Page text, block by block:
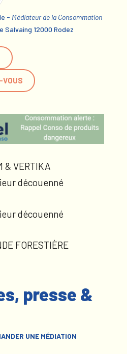
- Médiateur de la Consommation
Salvaing 12000 Rodez
VOUS
& VERTIKA
découenné
découenné
FORESTIÈRE
presse &
UNE MÉDIATION